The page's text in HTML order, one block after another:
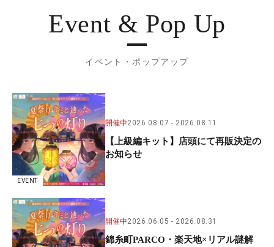
Event & Pop Up
イベント・ポップアップ
EVENT
開催中2026.08.07 2026.08.11
【上級編キット】店頭にて再販決定の
お知らせ
開催中2026.06.05 2026.08.31
錦糸町PARCO・楽天地×リアル謎解